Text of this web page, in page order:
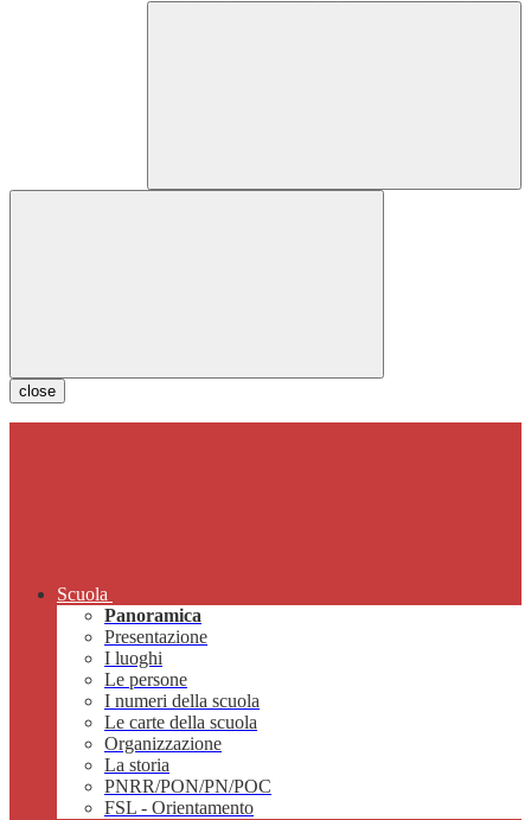
close
Scuola
Panoramica
Presentazione
I luoghi
Le persone
I numeri della scuola
Le carte della scuola
Organizzazione
La storia
PNRR/PON/PN/POC
FSL - Orientamento